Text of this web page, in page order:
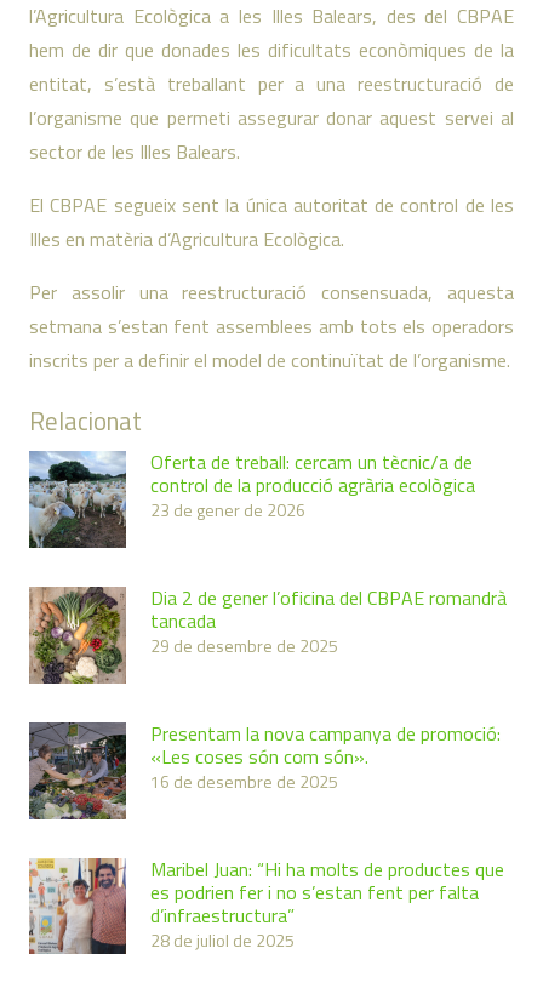
l’Agricultura Ecològica a les Illes Balears, des del CBPAE
hem de dir que donades les dificultats econòmiques de la
entitat, s’està treballant per a una reestructuració de
l’organisme que permeti assegurar donar aquest servei al
sector de les Illes Balears.
El CBPAE segueix sent la única autoritat de control de les
Illes en matèria d’Agricultura Ecològica.
Per assolir una reestructuració consensuada, aquesta
setmana s’estan fent assemblees amb tots els operadors
inscrits per a definir el model de continuïtat de l’organisme.
Relacionat
Oferta de treball: cercam un tècnic/a de
control de la producció agrària ecològica
23 de gener de 2026
Dia 2 de gener l’oficina del CBPAE romandrà
tancada
29 de desembre de 2025
Presentam la nova campanya de promoció:
«Les coses són com són».
16 de desembre de 2025
Maribel Juan: “Hi ha molts de productes que
es podrien fer i no s’estan fent per falta
d’infraestructura”
28 de juliol de 2025